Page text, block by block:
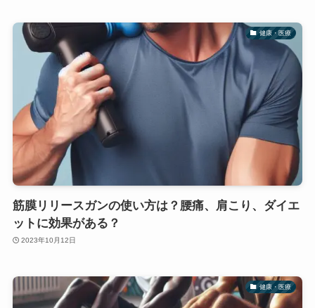
健康・医療
筋膜リリースガンの使い方は？腰痛、肩こり、ダイエ
ットに効果がある？
2023年10月12日
健康・医療